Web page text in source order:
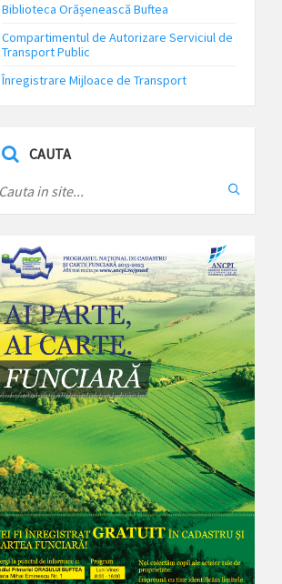
Biblioteca Orășenească Buftea
Compartimentul de Autorizare Serviciul de
Transport Public
Înregistrare Mijloace de Transport
CAUTA